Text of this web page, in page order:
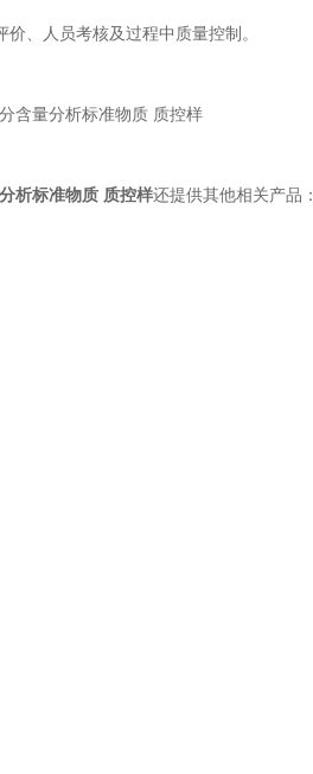
、人员考核及过程中质量控制。
析标准物质 质控样还提供其他相关产品：